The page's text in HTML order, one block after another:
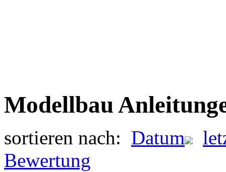
Modellbau
sortieren nach: Datum
Bewertung